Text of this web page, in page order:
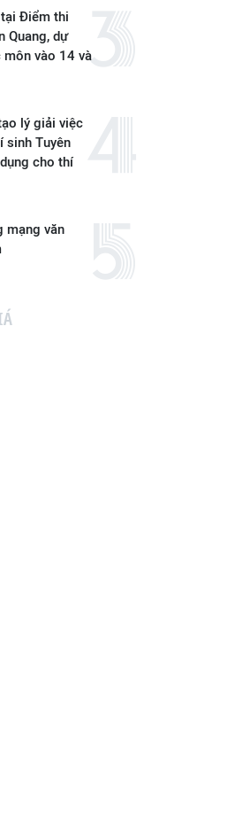
Điểm thi
Quang, dự
vào 14 và
lý giải việc
sinh Tuyên
cho thí
mạng văn